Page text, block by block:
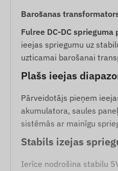
Barošanas
Fulree DC-DC
ieejas spriegumu uz
uzticamai barošanai
Plašs ieejas
Pārveidotājs pieņem
akumulatora, saules
sistēmās ar mainīgu
Stabils izejas
Ierīce nodrošina stabilu